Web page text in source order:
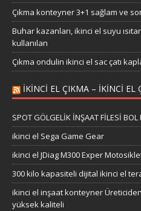
Çıkma konteyner 3+1 sağlam ve
Buhar kazanları, ikinci el suyu
kullanılan
Çıkma ondulin ikinci el sac çatı
IKINCI EL ÇIKMA – IKINCI EL
SPOT GÖLGELİK İNŞAAT FİLESİ
ikinci el Sega Game Gear
ikinci el JDiag M300 Exper
300 kilo kapasiteli dijital ikinci el
ikinci el inşaat konteyner
yüksek kaliteli